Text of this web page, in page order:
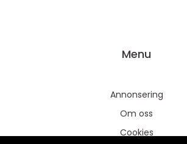
Menu
Annonsering
Om oss
Cookies